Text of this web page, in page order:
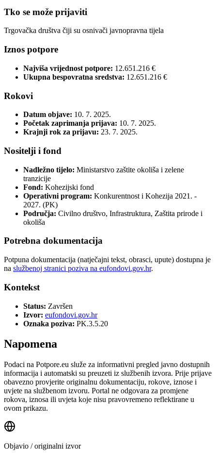
Tko se može prijaviti
Trgovačka društva čiji su osnivači javnopravna tijela
Iznos potpore
Najviša vrijednost potpore: 12.651.216 €
Ukupna bespovratna sredstva: 12.651.216 €
Rokovi
Datum objave: 10. 7. 2025.
Početak zaprimanja prijava: 10. 7. 2025.
Krajnji rok za prijavu: 23. 7. 2025.
Nositelji i fond
Nadležno tijelo: Ministarstvo zaštite okoliša i zelene
tranzicije
Fond: Kohezijski fond
Operativni program: Konkurentnost i Kohezija 2021. -
2027. (PK)
Područja: Civilno društvo, Infrastruktura, Zaštita prirode i
okoliša
Potrebna dokumentacija
Potpuna dokumentacija (natječajni tekst, obrasci, upute) dostupna je
na službenoj stranici poziva na eufondovi.gov.hr.
Kontekst
Status: Završen
Izvor: eufondovi.gov.hr
Oznaka poziva: PK.3.5.20
Napomena
Podaci na Potpore.eu služe za informativni pregled javno dostupnih
informacija i automatski su preuzeti iz službenih izvora. Prije prijave
obavezno provjerite originalnu dokumentaciju, rokove, iznose i
uvjete na službenom izvoru. Portal ne odgovara za promjene
rokova, iznosa ili uvjeta koje nisu pravovremeno reflektirane u
ovom prikazu.
Objavio / originalni izvor